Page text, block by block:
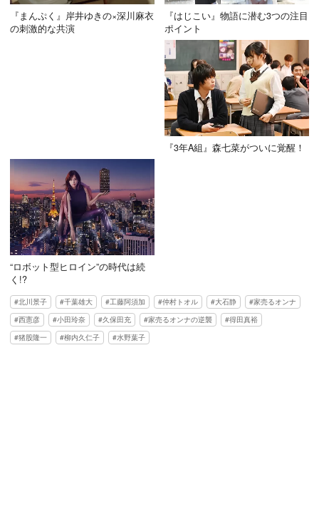
『まんぷく』岸井ゆきの×深川麻衣
の刺激的な共演
『はじこい』物語に潜む3つの注目
ポイント
『3年A組』森七菜がついに覚醒！
“ロボット型ヒロイン”の時代は続
く!?
北川景子 千葉雄大 工藤阿須加 仲村トオル 大石静
家売るオンナ
西憲彦
小田玲奈 久保田充 家売るオンナの逆襲
得田真裕
猪股隆一
柳内久仁子 水野葉子